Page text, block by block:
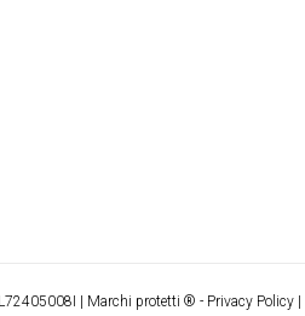
| Marchi protetti ® - Privacy Policy